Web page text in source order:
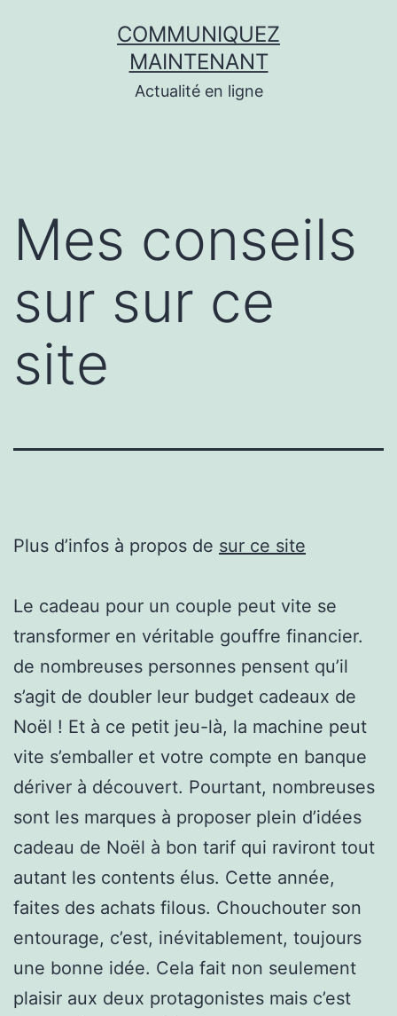
COMMUNIQUEZ
MAINTENANT
Actualité en ligne
Mes conseils
sur sur ce
site
Plus d’infos à propos de sur ce site
Le cadeau pour un couple peut vite se
transformer en véritable gouffre financier.
de nombreuses personnes pensent qu’il
s’agit de doubler leur budget cadeaux de
Noël ! Et à ce petit jeu-là, la machine peut
vite s’emballer et votre compte en banque
dériver à découvert. Pourtant, nombreuses
sont les marques à proposer plein d’idées
cadeau de Noël à bon tarif qui raviront tout
autant les contents élus. Cette année,
faites des achats filous. Chouchouter son
entourage, c’est, inévitablement, toujours
une bonne idée. Cela fait non seulement
plaisir aux deux protagonistes mais c’est